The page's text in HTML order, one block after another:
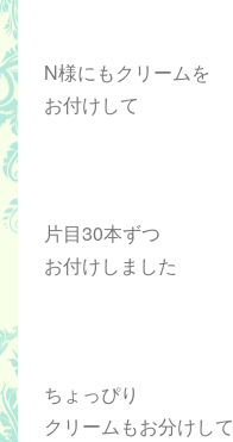
N様にもクリームを
お付けして
片目30本ずつ
お付けしました
ちょっぴり
クリームもお分けして